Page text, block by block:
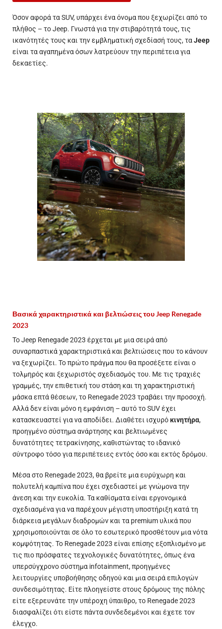
Όσον αφορά τα SUV, υπάρχει ένα όνομα που ξεχωρίζει από το
πλήθος – το Jeep. Γνωστά για την στιβαρότητά τους, τις
ικανότητές τους και την εμβληματική σχεδίασή τους, ταJeep
είναι τα αγαπημένα όσων λατρεύουν την περιπέτεια για
δεκαετίες.
Βασικά χαρακτηριστικά και βελτιώσεις του Jeep Renegade
2023
Το Jeep Renegade 2023 έρχεται με μια σειρά από
συναρπαστικά χαρακτηριστικά και βελτιώσεις που το κάνουν
να ξεχωρίζει. Το πρώτο πράγμα που θα προσέξετε είναι ο
τολμηρός και ξεχωριστός σχεδιασμός του. Με τις τραχιές
γραμμές, την επιθετική του στάση και τη χαρακτηριστική
μάσκα επτά θέσεων, το Renegade 2023 τραβάει την προσοχή.
Αλλά δεν είναι μόνο η εμφάνιση – αυτό το SUV έχει
κατασκευαστεί για να αποδίδει. Διαθέτει ισχυρόκινητήρα,
προηγμένο σύστημα ανάρτησης και βελτιωμένες
δυνατότητες τετρακίνησης, καθιστώντας το ιδανικό
σύντροφο τόσο για περιπέτειες εντός όσο και εκτός δρόμου.
Μέσα στο Renegade 2023, θα βρείτε μια ευρύχωρη και
πολυτελή καμπίνα που έχει σχεδιαστεί με γνώμονα την
άνεση και την ευκολία. Τα καθίσματα είναι εργονομικά
σχεδιασμένα για να παρέχουν μέγιστη υποστήριξη κατά τη
διάρκεια μεγάλων διαδρομών και τα premium υλικά που
χρησιμοποιούνται σε όλο το εσωτερικό προσθέτουν μια νότα
κομψότητας. Το Renegade 2023 είναι επίσης εξοπλισμένο με
τις πιο πρόσφατες τεχνολογικές δυνατότητες, όπως ένα
υπερσύγχρονο σύστημα infotainment, προηγμένες
λειτουργίες υποβοήθησης οδηγού και μια σειρά επιλογών
συνδεσιμότητας. Είτε πλοηγείστε στους δρόμους της πόλης
είτε εξερευνάτε την υπέροχη ύπαιθρο, το Renegade 2023
διασφαλίζει ότι είστε πάντα συνδεδεμένοι και έχετε τον
έλεγχο.